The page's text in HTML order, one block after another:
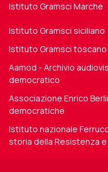
Istituto Gramsci Marche
Istituto Gramsci siciliano
Istituto Gramsci toscano
Aamod - Archivio
democratico
Associazione Enrico
democratiche
Istituto nazionale
storia della Resistenza